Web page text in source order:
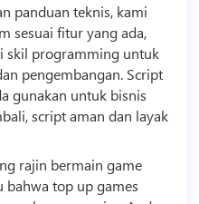
panduan teknis, kami
sesuai fitur yang ada,
skil programming untuk
pengembangan. Script
gunakan untuk bisnis
scriptaman dan layak
rajin bermain game
bahwa top up games